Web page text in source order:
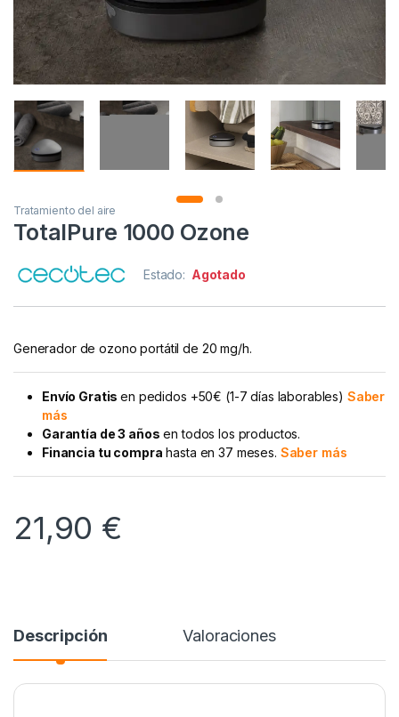
Tratamiento del aire
TotalPure 1000 Ozone
Estado: Agotado
Generador de ozono portátil de 20 mg/h.
Envío Gratisen pedidos +50€ (1-7 días laborables) Saber
más
Garantía de 3 años en todos los productos.
Financia tu compra hasta en 37 meses. Saber más
21,90 €
Descripción Valoraciones